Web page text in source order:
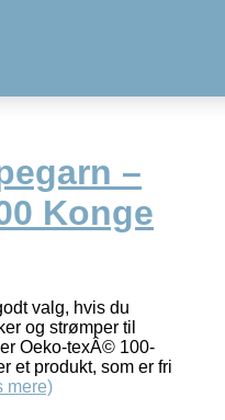
–
Konge
valg, hvis du
og strømper til
Oeko-texÂ© 100-
et produkt, som er fri
mere)